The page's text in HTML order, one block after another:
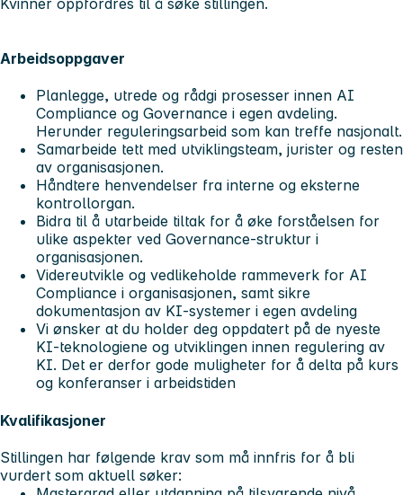
Arbeidsoppgaver
Planlegge, utrede og rådgi prosesser innen AI
Compliance og Governance i egen avdeling.
Herunder reguleringsarbeid som kan treffe nasjonalt.
Samarbeide tett med utviklingsteam, jurister og resten
av organisasjonen.
Håndtere henvendelser fra interne og eksterne
kontrollorgan.
Bidra til å utarbeide tiltak for å øke forståelsen for
ulike aspekter ved Governance-struktur i
organisasjonen.
Videreutvikle og vedlikeholde rammeverk for AI
Compliance i organisasjonen, samt sikre
dokumentasjon av KI-systemer i egen avdeling
Vi ønsker at du holder deg oppdatert på de nyeste
KI-teknologiene og utviklingen innen regulering av
KI. Det er derfor gode muligheter for å delta på kurs
og konferanser i arbeidstiden
Kvalifikasjoner
Stillingen har følgende krav som må innfris for å bli
vurdert som aktuell søker: